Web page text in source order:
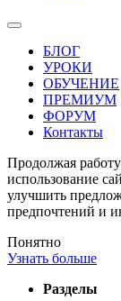
БЛОГ
УРОКИ
ОБУЧЕНИЕ
ПРЕМИУМ
ФОРУМ
Контакты
Продолжая
использование
улучшить
предпочтений и
Понятно
Узнать больше
Разделы